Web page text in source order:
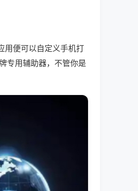
用便可以自定义手机打
专用辅助器，不管你是